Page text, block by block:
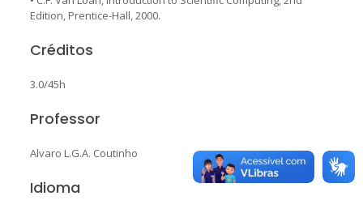
Edition, Prentice-Hall, 2000.
Créditos
3.0/45h
Professor
Alvaro L.G.A. Coutinho
Idioma